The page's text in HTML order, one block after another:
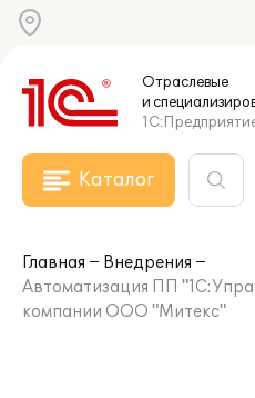
Отраслевые
и
Каталог
Главная
Внедрения
Автоматизация ПП
компании ООО "Митекс"